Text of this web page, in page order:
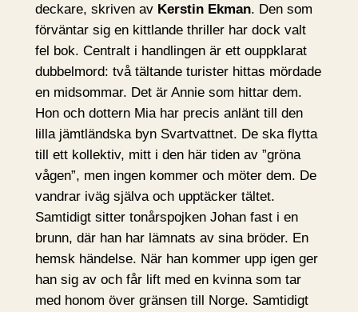
deckare, skriven av Kerstin Ekman. Den som
förväntar sig en kittlande thriller har dock valt
fel bok. Centralt i handlingen är ett ouppklarat
dubbelmord: två tältande turister hittas mördade
en midsommar. Det är Annie som hittar dem.
Hon och dottern Mia har precis anlänt till den
lilla jämtländska byn Svartvattnet. De ska flytta
till ett kollektiv, mitt i den här tiden av ”gröna
vågen”, men ingen kommer och möter dem. De
vandrar iväg själva och upptäcker tältet.
Samtidigt sitter tonårspojken Johan fast i en
brunn, där han har lämnats av sina bröder. En
hemsk händelse. När han kommer upp igen ger
han sig av och får lift med en kvinna som tar
med honom över gränsen till Norge. Samtidigt